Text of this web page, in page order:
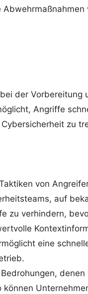
der Vorbereitung
Angriffe
zu
von
auf
zu verhindern,
eine